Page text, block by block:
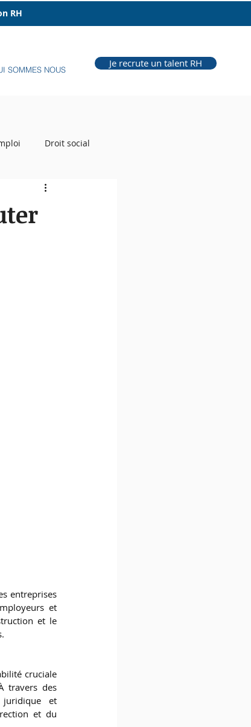
RH
SOMMES NOUS
Je recrute un talent RH
Droit social
Auteur RH
entreprises
et
et le
cruciale
travers des
juridique et
et du